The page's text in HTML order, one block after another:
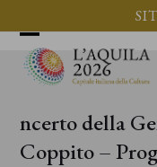
al
contenuto
Apri
menu
mobile
Chiudi
menu
mobile
ncerto della
Coppito –